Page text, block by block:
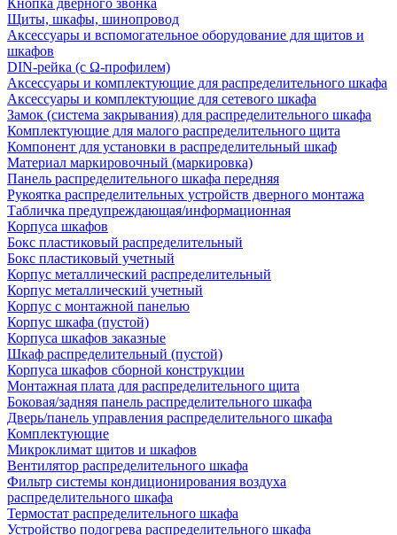
Кнопка дверного звонка
Щиты, шкафы, шинопровод
Аксессуары и вспомогательное оборудование для щитов и
шкафов
DIN-рейка (с Ω-профилем)
Аксессуары и комплектующие для распределительного шкафа
Аксессуары и комплектующие для сетевого шкафа
Замок (система закрывания) для распределительного шкафа
Комплектующие для малого распределительного щита
Компонент для установки в распределительный шкаф
Материал маркировочный (маркировка)
Панель распределительного шкафа передняя
Рукоятка распределительных устройств дверного монтажа
Табличка предупреждающая/информационная
Корпуса шкафов
Бокс пластиковый распределительный
Бокс пластиковый учетный
Корпус металлический распределительный
Корпус металлический учетный
Корпус с монтажной панелью
Корпус шкафа (пустой)
Корпуса шкафов заказные
Шкаф распределительный (пустой)
Корпуса шкафов сборной конструкции
Монтажная плата для распределительного щита
Боковая/задняя панель распределительного шкафа
Дверь/панель управления распределительного шкафа
Комплектующие
Микроклимат щитов и шкафов
Вентилятор распределительного шкафа
Фильтр системы кондиционирования воздуха
распределительного шкафа
Термостат распределительного шкафа
Устройство подогрева распределительного шкафа